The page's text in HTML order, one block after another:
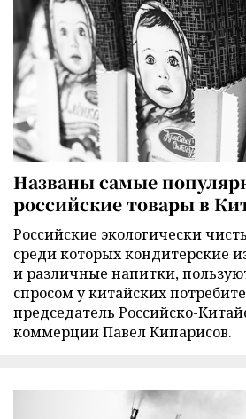
Названы самые
российские товары в
Российские экологически
среди которых кондитерские
и различные напитки,
спросом у китайских
председатель Российско-
коммерции Павел Кипарисов.